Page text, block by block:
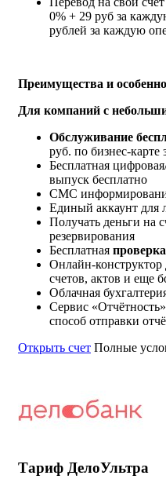
0% + 29 руб за
рублей за каждую
Преимущества и
Для компаний с
Обслуживание
руб. по бизнес-
Бесплатная
выпуск бесплатно
СМС
Единый аккаунт для
Получать деньги на
резервирования
Бесплатная
Онлайн-конструктор
счетов, актов и еще
Облачная
Сервис
способ отправки
Открыть счет Полные
Тариф ДелоУльтра